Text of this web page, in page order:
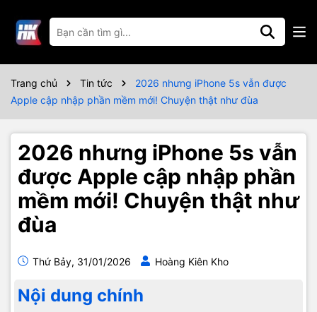
Trang chủ Tin tức
2026 nhưng iPhone 5s vẫn được
Apple cập nhập phần mềm mới! Chuyện thật như đùa
2026 nhưng iPhone 5s vẫn
được Apple cập nhập phần
mềm mới! Chuyện thật như
đùa
Thứ Bảy, 31/01/2026 Hoàng Kiên Kho
Nội dung chính